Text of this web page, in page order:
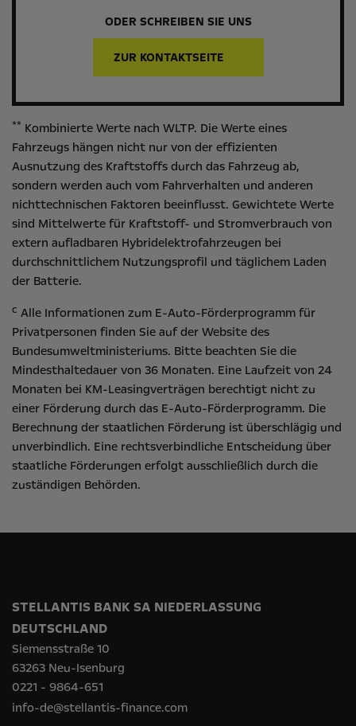
ODER SCHREIBEN SIE UNS
ZUR KONTAKTSEITE
** Kombinierte Werte nach WLTP. Die Werte eines
Fahrzeugs hängen nicht nur von der effizienten
Ausnutzung des Kraftstoffs durch das Fahrzeug ab,
sondern werden auch vom Fahrverhalten und anderen
nichttechnischen Faktoren beeinflusst. Gewichtete Werte
sind Mittelwerte für Kraftstoff- und Stromverbrauch von
extern aufladbaren Hybridelektrofahrzeugen bei
durchschnittlichem Nutzungsprofil und täglichem Laden
der Batterie.
c Alle Informationen zum E-Auto-Förderprogramm für
Privatpersonen finden Sie auf der Website des
Bundesumweltministeriums. Bitte beachten Sie die
Mindesthaltedauer von 36 Monaten. Eine Laufzeit von 24
Monaten bei KM-Leasingverträgen berechtigt nicht zu
einer Förderung durch das E-Auto-Förderprogramm. Die
Berechnung der staatlichen Förderung ist überschlägig und
unverbindlich. Eine rechtsverbindliche Entscheidung über
staatliche Förderungen erfolgt ausschließlich durch die
zuständigen Behörden.
STELLANTIS BANK SA NIEDERLASSUNG
DEUTSCHLAND
Siemensstraße 10
63263 Neu-Isenburg
0221 - 9864-651
info-de@stellantis-finance.com